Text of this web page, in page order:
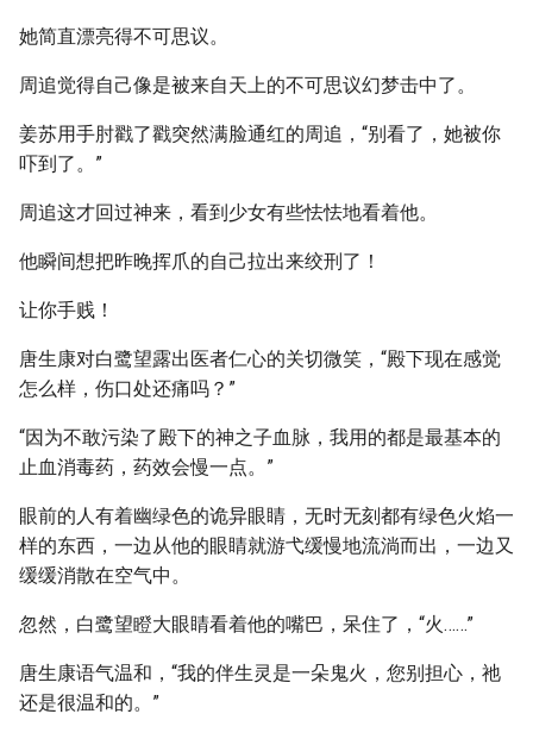
她简直漂亮得不可思议。
周追觉得自己像是被来自天上的不可思议幻梦击中了。
姜苏用手肘戳了戳突然满脸通红的周追，“别看了，她被你
吓到了。”
周追这才回过神来，看到少女有些怯怯地看着他。
他瞬间想把昨晚挥爪的自己拉出来绞刑了！
让你手贱！
唐生康对白鹭望露出医者仁心的关切微笑，“殿下现在感觉
怎么样，伤口处还痛吗？”
“因为不敢污染了殿下的神之子血脉，我用的都是最基本的
止血消毒药，药效会慢一点。”
眼前的人有着幽绿色的诡异眼睛，无时无刻都有绿色火焰一
样的东西，一边从他的眼睛就游弋缓慢地流淌而出，一边又
缓缓消散在空气中。
忽然，白鹭望瞪大眼睛看着他的嘴巴，呆住了，“火……”
唐生康语气温和，“我的伴生灵是一朵鬼火，您别担心，祂
还是很温和的。”